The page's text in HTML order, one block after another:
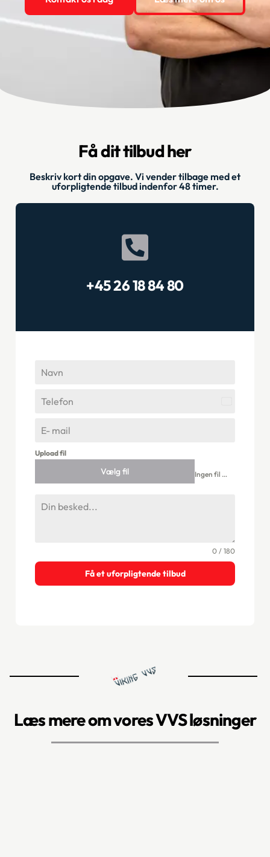
Få dit tilbud her
Beskriv kort din opgave. Vi vender tilbage med et
uforpligtende tilbud indenfor ​48 timer.
+45 26 18 84 80
Upload fil
Vælg fil Ingen fil valgt
0 / 180
Få et uforpligtende tilbud
Læs mere om vores VVS løsninger